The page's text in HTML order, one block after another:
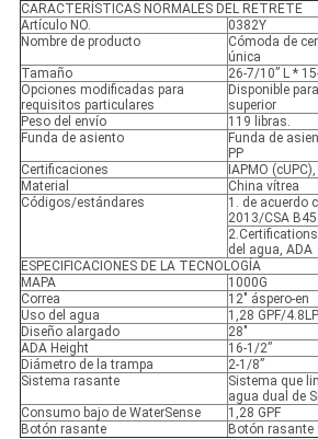
CARACTERÍSTICAS NORMALES DEL RETRETE
Artículo NO.
0382Y
Nombre de producto
Cómoda de
única
Tamaño
26-7/10” L *
Opciones modificadas para
requisitos particulares
Disponible
superior
Peso del envío
119 libras.
Funda de asiento
Funda de
PP
Certificaciones
IAPMO
Material
China vítrea
Códigos/estándares
1. de acuerdo
2013/CSA
del agua, ADA
ESPECIFICACIONES DE LA TECNOLOGÍA
MAPA
1000G
Correa
12" áspero-en
Uso del agua
1,28 GPF/
Diseño alargado
28"
ADA Height
16-1/2”
Diámetro de la trampa
2-1/8”
Sistema rasante
Sistema que
agua dual de
Consumo bajo de WaterSense
1,28 GPF
Botón rasante
Botón rasante